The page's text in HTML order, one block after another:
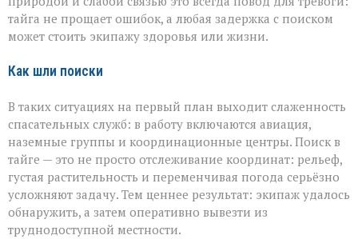
тайга не прощает ошибок, а любая задержка с поиском
может стоить экипажу здоровья или жизни.
Как шли поиски
В таких ситуациях на первый план выходит слаженность
спасательных служб: в работу включаются авиация,
наземные группы и координационные центры. Поиск в
тайге — это не просто отслеживание координат: рельеф,
густая растительность и переменчивая погода серьёзно
усложняют задачу. Тем ценнее результат: экипаж удалось
обнаружить, а затем оперативно вывезти из
труднодоступной местности.